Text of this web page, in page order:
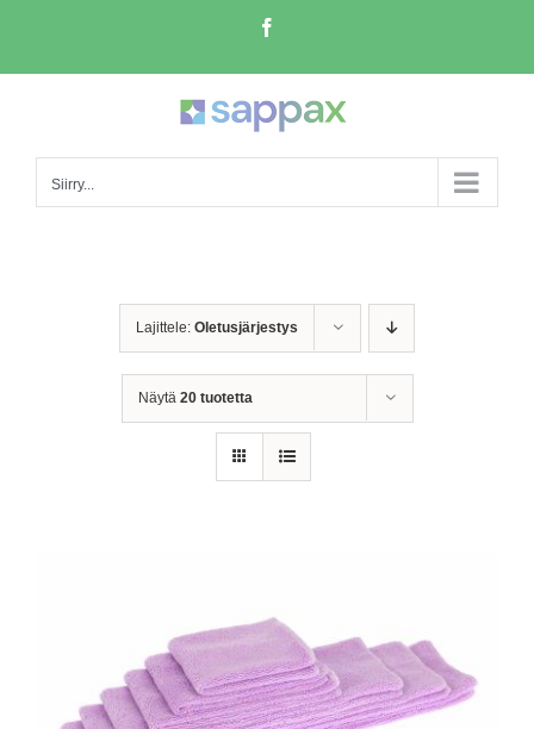
content
Siirry...
Lajittele: Oletusjärjestys
Näytä 20 tuotetta